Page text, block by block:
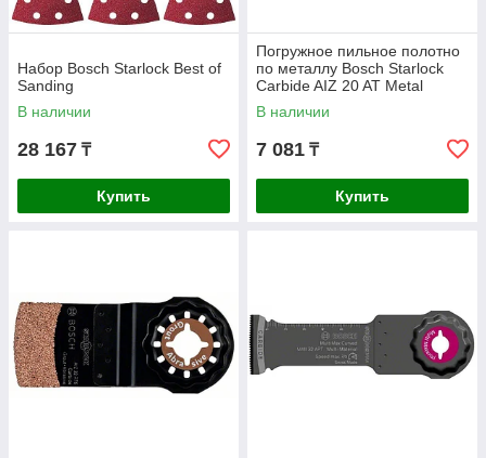
Набор Bosch Starlock Best of
Sanding
В наличии
28 167 ₸
Купить
Погружное пильное полотно
по металлу Bosch Starlock
Carbide AIZ 20 AT Metal
В наличии
7 081 ₸
Купить